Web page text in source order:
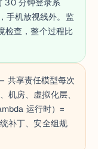
30 分钟登录系
手机放视线外。监
检查，整个过程比
共享责任模型每次
机房、虚拟化层、
运行时）=
补丁、安全组规